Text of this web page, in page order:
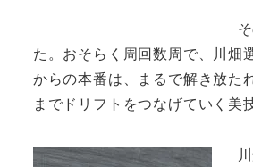
た。おそらく周回数周で、川畑
からの本番は、まるで解き放た
までドリフトをつなげていく美